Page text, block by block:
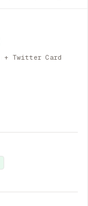
+ Twitter Card